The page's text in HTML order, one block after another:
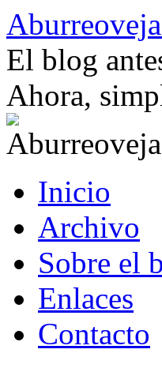
Saltar
al
contenido
El blog
Ahora,
Inicio
Archivo
Sobre el
Enlaces
Contacto